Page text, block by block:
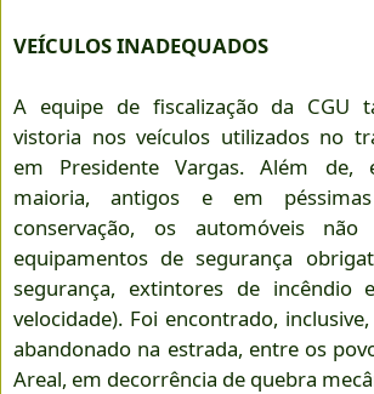
VEÍCULOS INADEQUADOS
A equipe de fiscalização da CGU
vistoria nos veículos utilizados no
em Presidente Vargas. Além de,
maioria, antigos e em
conservação, os automóveis
equipamentos de segurança
segurança, extintores de incêndio
velocidade). Foi encontrado,
abandonado na estrada, entre os
Areal, em decorrência de quebra